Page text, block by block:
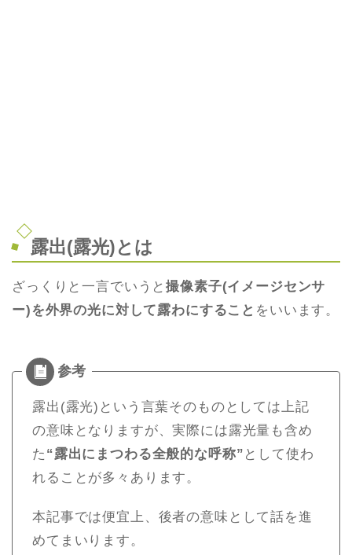
露出(露光)とは
ざっくりと一言でいうと撮像素子(イメージセンサ
ー)を外界の光に対して露わにすること をいいます。
露出(露光)という言葉そのものとしては上記
の意味となりますが、実際には露光量も含め
た “露出にまつわる全般的な呼称” として使わ
れることが多々あります。
本記事では便宜上、後者の意味として話を進
めてまいります。